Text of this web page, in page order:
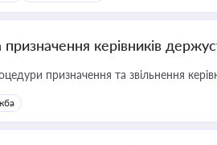
призначення керівників
призначення та звільнення